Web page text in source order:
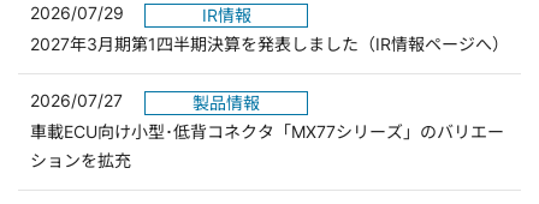
2026/07/29
IR情報
2027年3月期第1四半期決算を発表しました（IR情報ページへ）
2026/07/27
製品情報
車載ECU向け小型･低背コネクタ「MX77シリーズ」のバリエー
ションを拡充